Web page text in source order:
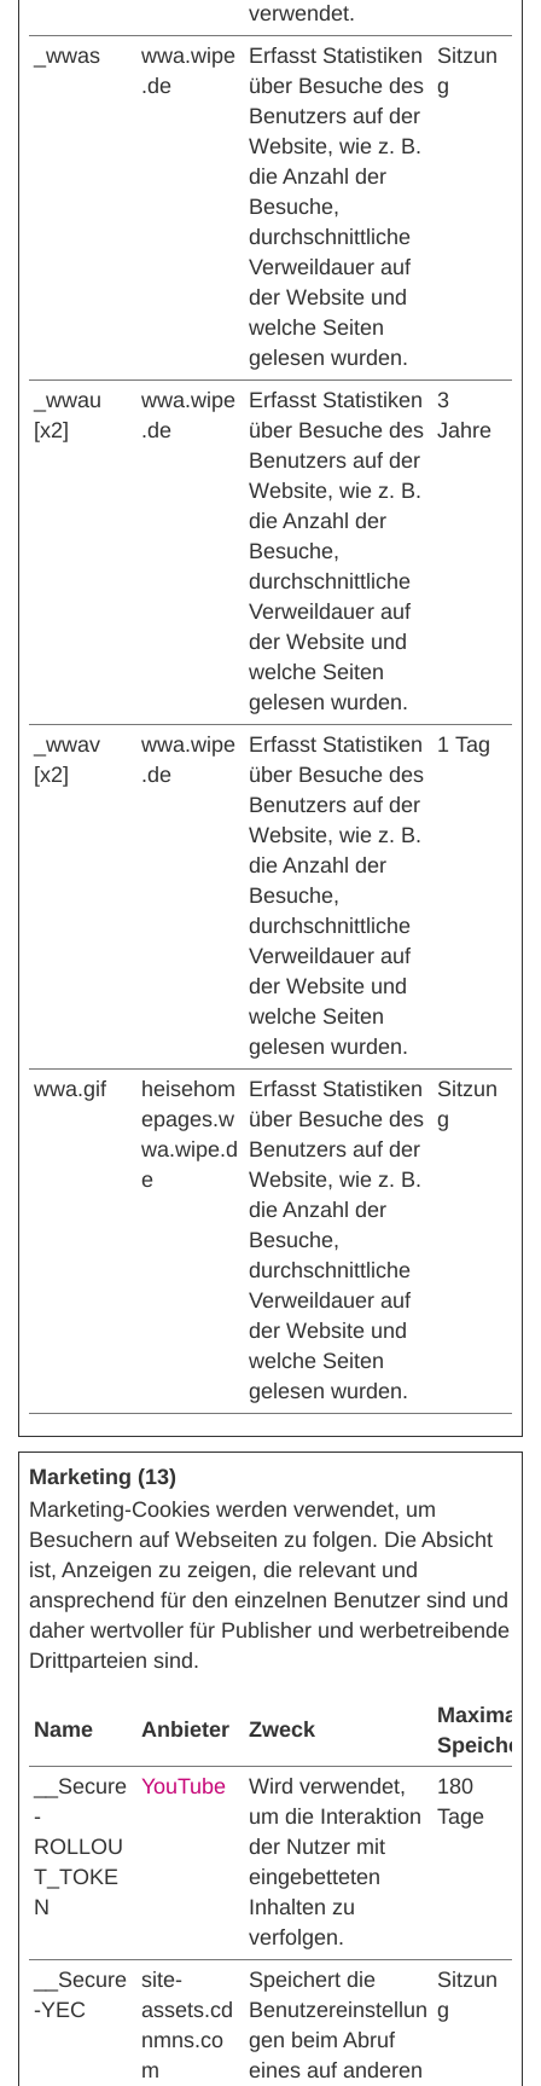
verwendet.
_wwas
wwa.wipe
.de
Erfasst Statistiken
über Besuche des
Benutzers auf der
Website, wie z. B.
die Anzahl der
Besuche,
durchschnittliche
Verweildauer auf
der Website und
welche Seiten
gelesen wurden.
Sitzun
g
_wwau
[x2]
wwa.wipe
.de
Erfasst Statistiken
über Besuche des
Benutzers auf der
Website, wie z. B.
die Anzahl der
Besuche,
durchschnittliche
Verweildauer auf
der Website und
welche Seiten
gelesen wurden.
3
Jahre
_wwav
[x2]
wwa.wipe
.de
Erfasst Statistiken
über Besuche des
Benutzers auf der
Website, wie z. B.
die Anzahl der
Besuche,
durchschnittliche
Verweildauer auf
der Website und
welche Seiten
gelesen wurden.
1 Tag
wwa.gif
heisehom
epages.w
wa.wipe.d
e
Erfasst Statistiken
über Besuche des
Benutzers auf der
Website, wie z. B.
die Anzahl der
Besuche,
durchschnittliche
Verweildauer auf
der Website und
welche Seiten
gelesen wurden.
Sitzun
g
Marketing (13)
Marketing-Cookies werden verwendet, um
Besuchern auf Webseiten zu folgen. Die Absicht
ist, Anzeigen zu zeigen, die relevant und
ansprechend für den einzelnen Benutzer sind und
daher wertvoller für Publisher und werbetreibende
Drittparteien sind.
Name Anbieter Zweck
Maximale
__Secure
-
ROLLOU
T_TOKE
N
YouTube
Wird verwendet,
um die Interaktion
der Nutzer mit
eingebetteten
Inhalten zu
verfolgen.
180
Tage
__Secure
-YEC
site-
assets.cd
nmns.co
m
Speichert die
Benutzereinstellun
gen beim Abruf
eines auf anderen
Sitzun
g